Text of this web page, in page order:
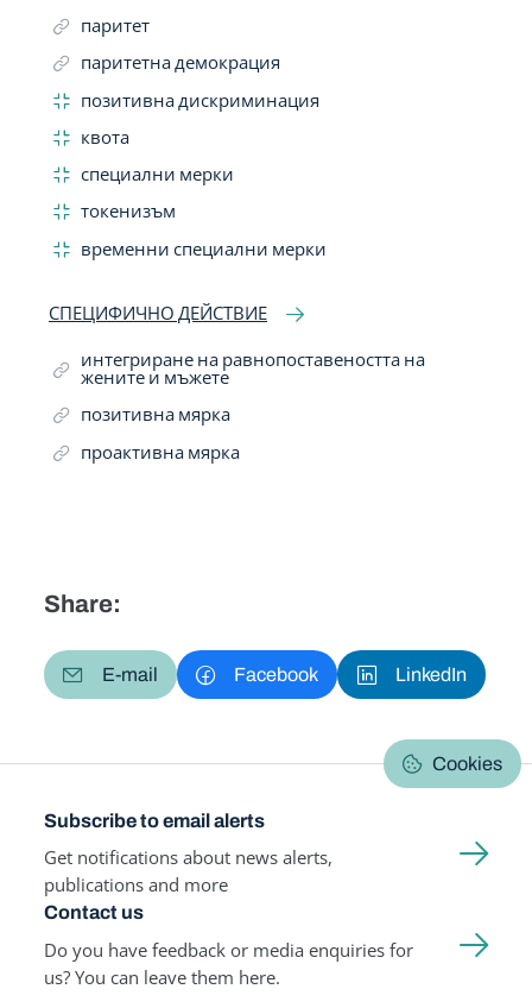
паритет
паритетна демокрация
позитивна дискриминация
квота
специални мерки
токенизъм
временни специални мерки
СПЕЦИФИЧНО ДЕЙСТВИЕ
интегриране на равнопоставеността на
жените и мъжете
позитивна мярка
проактивна мярка
Share:
E-mail Facebook LinkedIn
Cookies
Subscribe to email alerts
Get notifications about news alerts,
publications and more
Contact us
Do you have feedback or media enquiries for
us? You can leave them here.